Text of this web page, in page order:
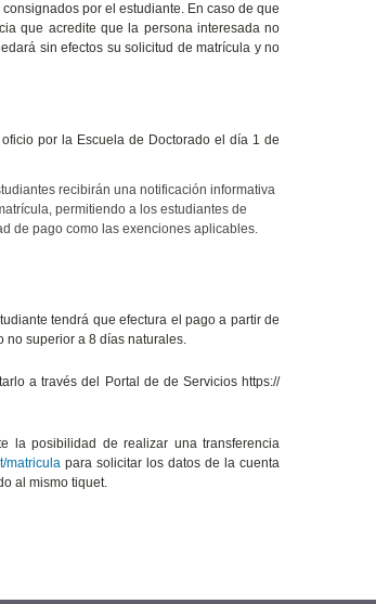
por el estudiante. En caso de que
que acredite que la persona interesada no
sin efectos su solicitud de matrícula y no
por la Escuela de Doctorado el día 1 de
recibirán una notificación informativa
permitiendo a los estudiantes de
de pago como las exenciones aplicables.
tendrá que efectura el pago a partir de
no superior a 8 días naturales.
a través del Portal de de Servicios https://
la posibilidad de realizar una transferencia
matricula para solicitar los datos de la cuenta
al mismo tiquet.